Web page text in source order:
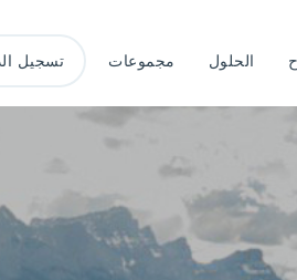
الحلول مجموعات تسجيل